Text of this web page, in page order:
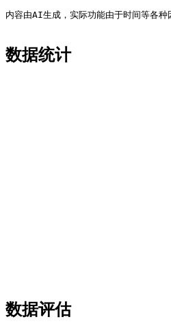
内容由AI生成，实际功能由于时间等各
数据统计
数据评估